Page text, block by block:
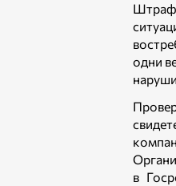
одни
в